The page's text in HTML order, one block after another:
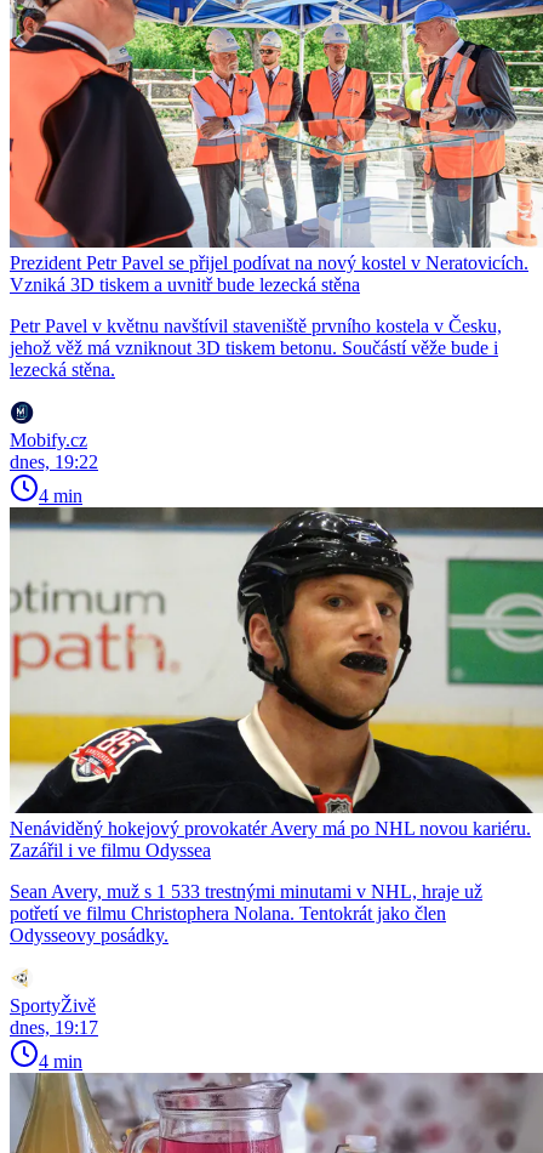
Prezident Petr Pavel se přijel podívat na nový kostel v Neratovicích.
Vzniká 3D tiskem a uvnitř bude lezecká stěna
Petr Pavel v květnu navštívil staveniště prvního kostela v Česku,
jehož věž má vzniknout 3D tiskem betonu. Součástí věže bude i
lezecká stěna.
Mobify.cz
dnes, 19:22
4 min
Nenáviděný hokejový provokatér Avery má po NHL novou kariéru.
Zazářil i ve filmu Odyssea
Sean Avery, muž s 1 533 trestnými minutami v NHL, hraje už
potřetí ve filmu Christophera Nolana. Tentokrát jako člen
Odysseovy posádky.
SportyŽivě
dnes, 19:17
4 min